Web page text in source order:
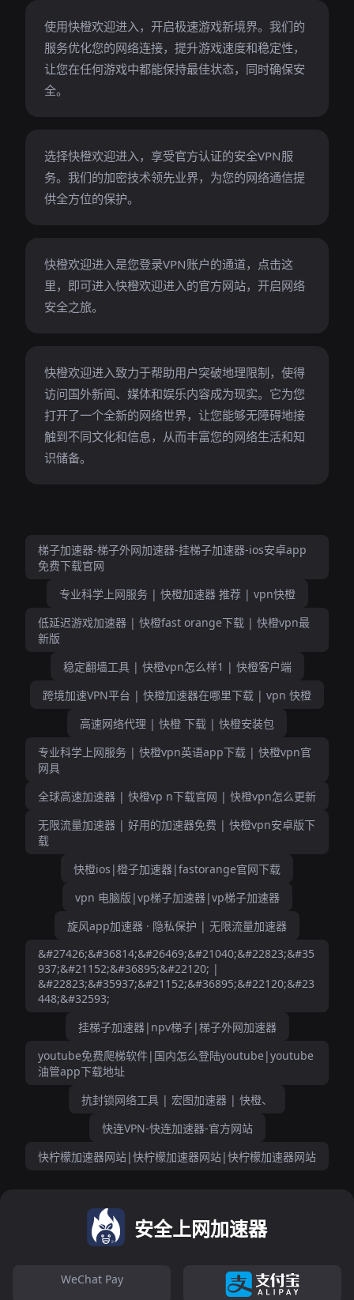
使用快橙欢迎进入，开启极速游戏新境界。我们的
服务优化您的网络连接，提升游戏速度和稳定性，
让您在任何游戏中都能保持最佳状态，同时确保安
全。
选择快橙欢迎进入，享受官方认证的安全VPN服
务。我们的加密技术领先业界，为您的网络通信提
供全方位的保护。
快橙欢迎进入是您登录VPN账户的通道，点击这
里，即可进入快橙欢迎进入的官方网站，开启网络
安全之旅。
快橙欢迎进入致力于帮助用户突破地理限制，使得
访问国外新闻、媒体和娱乐内容成为现实。它为您
打开了一个全新的网络世界，让您能够无障碍地接
触到不同文化和信息，从而丰富您的网络生活和知
识储备。
梯子加速器-梯子外网加速器-挂梯子加速器-ios安卓app
免费下载官网
专业科学上网服务 | 快橙加速器 推荐 | vpn快橙
低延迟游戏加速器 | 快橙fast orange下载 | 快橙vpn最
新版
稳定翻墙工具 | 快橙vpn怎么样1 | 快橙客户端
跨境加速VPN平台 | 快橙加速器在哪里下载 | vpn 快橙
高速网络代理 | 快橙 下载 | 快橙安装包
专业科学上网服务 | 快橙vpn英语app下载 | 快橙vpn官
网具
全球高速加速器 | 快橙vp n下载官网 | 快橙vpn怎么更新
无限流量加速器 | 好用的加速器免费 | 快橙vpn安卓版下
载
快橙ios|橙子加速器|fastorange官网下载
vpn 电脑版|vp梯子加速器|vp梯子加速器
旋风app加速器 · 隐私保护 | 无限流量加速器
&#27426;&#36814;&#26469;&#21040;&#22823;&#35
937;&#21152;&#36895;&#22120; |
&#22823;&#35937;&#21152;&#36895;&#22120;&#23
448;&#32593;
挂梯子加速器|npv梯子|梯子外网加速器
youtube免费爬梯软件|国内怎么登陆youtube|youtube
油管app下载地址
抗封锁网络工具 | 宏图加速器 | 快橙、
快连VPN-快连加速器-官方网站
快柠檬加速器网站|快柠檬加速器网站|快柠檬加速器网站
安全上网加速器
WeChat Pay